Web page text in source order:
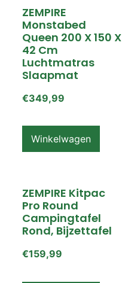
ZEMPIRE
Monstabed
Queen 200 X 150 X
42 Cm
Luchtmatras
Slaapmat
€349,99
Winkelwagen
ZEMPIRE Kitpac
Pro Round
Campingtafel
Rond, Bijzettafel
€159,99